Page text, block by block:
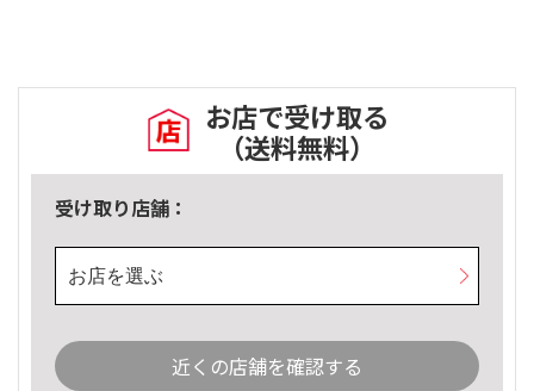
お店で受け取る
（送料無料）
受け取り店舗：
お店を選ぶ
近くの店舗を確認する